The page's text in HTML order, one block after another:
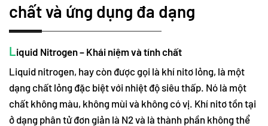
chất và ứng dụng đa dạng
Liquid Nitrogen – Khái niệm và tính chất
Liquid nitrogen, hay còn được gọi là khí nitơ lỏng, là một
dạng chất lỏng đặc biệt với nhiệt độ siêu thấp. Nó là một
chất không màu, không mùi và không có vị. Khí nitơ tồn tại
ở dạng phân tử đơn giản là N2 và là thành phần không thể